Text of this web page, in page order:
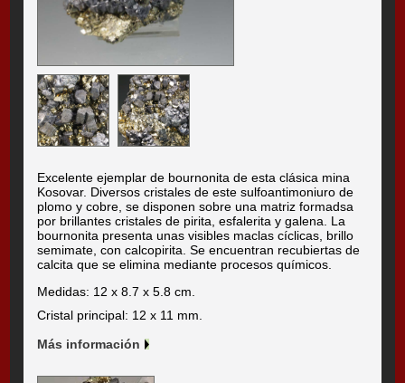
Excelente ejemplar de bournonita de esta clásica mina
Kosovar. Diversos cristales de este sulfoantimoniuro de
plomo y cobre, se disponen sobre una matriz formadsa
por brillantes cristales de pirita, esfalerita y galena. La
bournonita presenta unas visibles maclas cíclicas, brillo
semimate, con calcopirita. Se encuentran recubiertas de
calcita que se elimina mediante procesos químicos.
Medidas: 12 x 8.7 x 5.8 cm.
Cristal principal: 12 x 11 mm.
Más información